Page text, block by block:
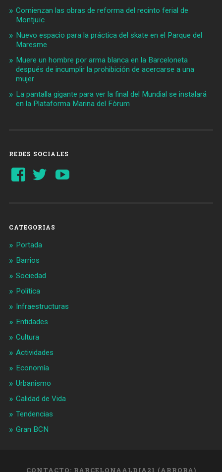
Comienzan las obras de reforma del recinto ferial de
Montjuïc
Nuevo espacio para la práctica del skate en el Parque del
Maresme
Muere un hombre por arma blanca en la Barceloneta
después de incumplir la prohibición de acercarse a una
mujer
La pantalla gigante para ver la final del Mundial se instalará
en la Plataforma Marina del Fòrum
REDES SOCIALES
Ver
perfil
Ver
perfil
CATEGORIAS
Portada
Barrios
Sociedad
Política
Infraestructuras
Entidades
Cultura
Actividades
Economía
Urbanismo
Calidad de Vida
Tendencias
Gran BCN
CONTACTO: BARCELONAALDIA21 (ARROBA)